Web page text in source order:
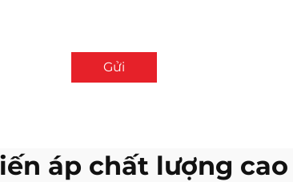
Gửi
áp chất lượng cao